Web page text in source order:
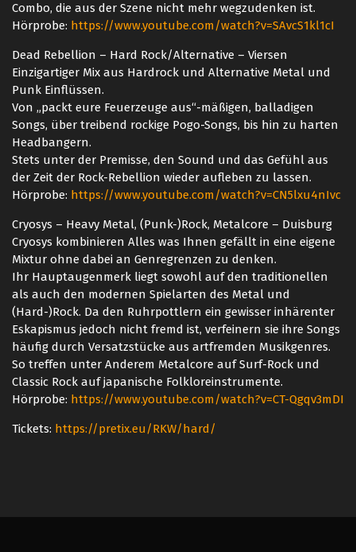
Combo, die aus der Szene nicht mehr wegzudenken ist.
Hörprobe: https://www.youtube.com/watch?v=SAvcS1kl1cI
Dead Rebellion – Hard Rock/Alternative – Viersen
Einzigartiger Mix aus Hardrock und Alternative Metal und
Punk Einflüssen.
Von „packt eure Feuerzeuge aus“-mäßigen, balladigen
Songs, über treibend rockige Pogo-Songs, bis hin zu harten
Headbangern.
Stets unter der Premisse, den Sound und das Gefühl aus
der Zeit der Rock-Rebellion wieder aufleben zu lassen.
Hörprobe: https://www.youtube.com/watch?v=CN5lxu4nIvc
Cryosys – Heavy Metal, (Punk-)Rock, Metalcore – Duisburg
Cryosys kombinieren Alles was Ihnen gefällt in eine eigene
Mixtur ohne dabei an Genregrenzen zu denken.
Ihr Hauptaugenmerk liegt sowohl auf den traditionellen
als auch den modernen Spielarten des Metal und
(Hard-)Rock. Da den Ruhrpottlern ein gewisser inhärenter
Eskapismus jedoch nicht fremd ist, verfeinern sie ihre Songs
häufig durch Versatzstücke aus artfremden Musikgenres.
So treffen unter Anderem Metalcore auf Surf-Rock und
Classic Rock auf japanische Folkloreinstrumente.
Hörprobe: https://www.youtube.com/watch?v=CT-Qgqv3mDI
Tickets: https://pretix.eu/RKW/hard/